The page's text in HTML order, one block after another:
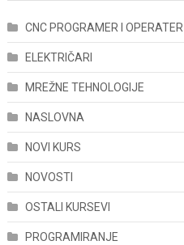
CNC PROGRAMER I OPERATER
ELEKTRIČARI
MREŽNE TEHNOLOGIJE
NASLOVNA
NOVI KURS
NOVOSTI
OSTALI KURSEVI
PROGRAMIRANJE